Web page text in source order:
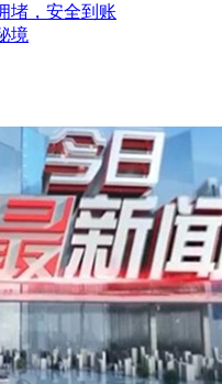
堵，安全到账
境